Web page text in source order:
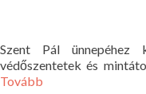
Szent Pál
védőszentetek és
Tovább